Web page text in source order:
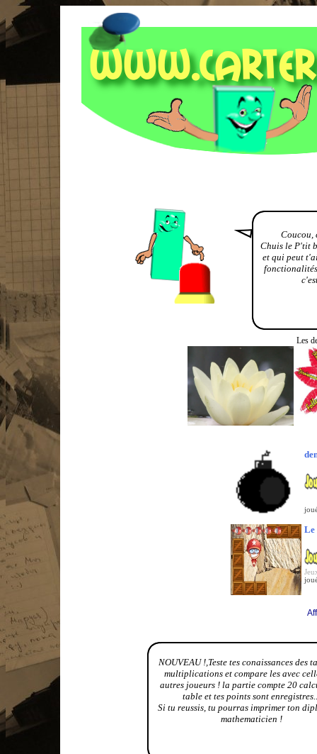
Coucou,
Chuis le P'tit
et qui peut
Les
Le
NOUVEAU !,Teste tes conaissances des
multiplications et compare les avec
autres joueurs ! la partie compte 20
table et tes points sont
Si tu reussis, tu pourras imprimer ton
mathematicien !